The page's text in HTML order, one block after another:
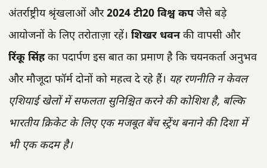
अंतर्राष्ट्रीय श्रृंखलाओं और2024 टी20 विश्व कपजैसे बड़े
आयोजनों के लिए तरोताज़ा रहें। शिखर धवनकी वापसी और
रिंकू सिंहका पदार्पण इस बात का प्रमाण है कि चयनकर्ता अनुभव
और मौजूदा फॉर्म दोनों को महत्व दे रहे हैं। यह रणनीति न केवल
एशियाई खेलों में सफलता सुनिश्चित करने की कोशिश है, बल्कि
भारतीय क्रिकेट के लिए एक मजबूत बेंच स्ट्रेंथ बनाने की दिशा में
भी एक कदम है।